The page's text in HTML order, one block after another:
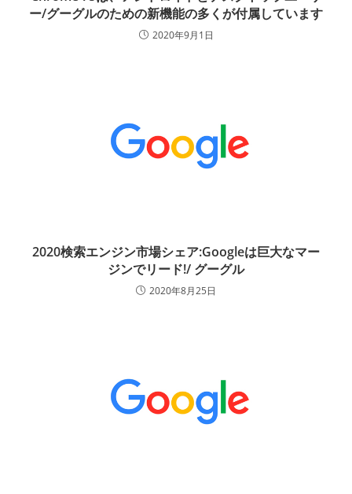
ー/グーグルのための新機能の多くが付属しています
2020年9月1日
2020検索エンジン市場シェア:Googleは巨大なマー
ジンでリード!/ グーグル
2020年8月25日